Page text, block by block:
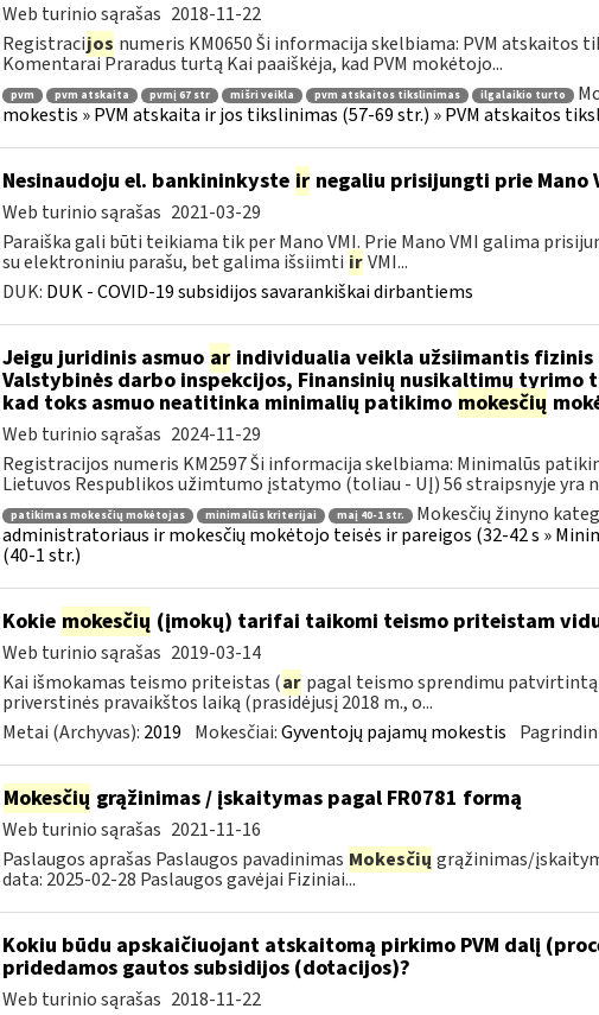
Web turinio sąrašas 2018-11-22
Registracijos numeris KM0650 Ši informacija skelbiama: PVM
Komentarai Praradus turtą Kai paaiškėja, kad PVM mokėtojo...
pvm pvm atskaita pvmį 67 str mišri veikla pvm atskaitos tikslinimas ilgalaikio turto
mokestis » PVM atskaita ir jos tikslinimas (57-69 str.) » PVM atskaitos
Nesinaudoju el. bankininkyste irnegaliu prisijungti prie Mano
Web turinio sąrašas 2021-03-29
Paraiška gali būti teikiama tik per Mano VMI. Prie Mano VMI galima
su elektroniniu parašu, bet galima išsiimti ir VMI...
DUK: DUK - COVID-19 subsidijos savarankiškai dirbantiems
Jeigu juridinis asmuo arindividualia veikla užsiimantis fizinis
Valstybinės darbo inspekcijos, Finansinių nusikaltimų tyrimo
kad toks asmuo neatitinka minimalių patikimo mokesčių
Web turinio sąrašas 2024-11-29
Registracijos numeris KM2597 Ši informacija skelbiama: Minimalūs
Lietuvos Respublikos užimtumo įstatymo (toliau - UĮ) 56 straipsnyje yra
patikimas mokesčių mokėtojas minimalūs kriterijai maį 40-1 str. Mokesčių žinyno
administratoriaus ir mokesčių mokėtojo teisės ir pareigos (32-42 s »
(40-1 str.)
Kokie mokesčių (įmokų) tarifai taikomi teismo priteistam
Web turinio sąrašas 2019-03-14
Kai išmokamas teismo priteistas (ar pagal teismo sprendimu
priverstinės pravaikštos laiką (prasidėjusį 2018 m., o...
Metai (Archyvas): 2019 Mokesčiai:Gyventojų pajamų mokestis
Mokesčių grąžinimas / įskaitymas pagal FR0781 formą
Web turinio sąrašas 2021-11-16
Paslaugos aprašas Paslaugos pavadinimas Mokesčių grąžinimas/
data: 2025-02-28 Paslaugos gavėjai Fiziniai...
Kokiu būdu apskaičiuojant atskaitomą pirkimo PVM dalį
pridedamos gautos subsidijos (dotacijos)?
Web turinio sąrašas 2018-11-22